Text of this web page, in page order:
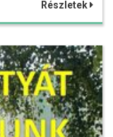
Részletek